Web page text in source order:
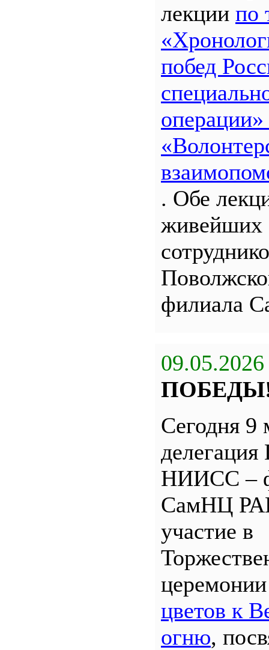
лекции по
побед
. Обе
живейших
филиала
09.05.2026
Сегодня 9
НИИСС –
СамНЦ
участие в
цветов к
огню,